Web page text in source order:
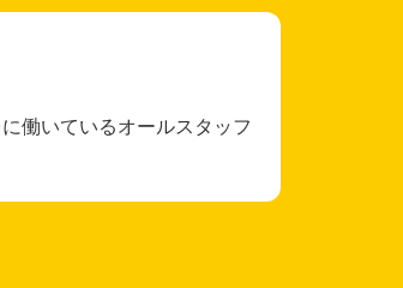
働いているオールスタッフ